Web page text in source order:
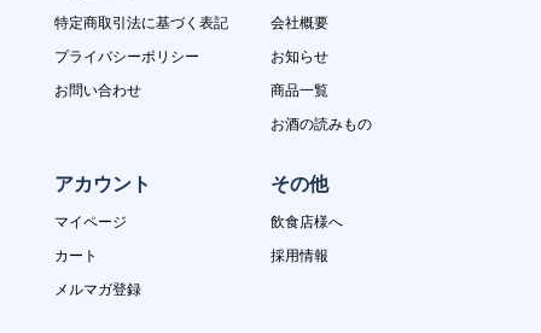
特定商取引法に基づく表記
プライバシーポリシー
お問い合わせ
会社概要
お知らせ
商品一覧
お酒の読みもの
アカウント
マイページ
カート
メルマガ登録
その他
飲食店様へ
採用情報